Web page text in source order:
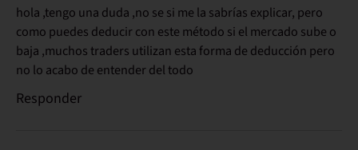
hola ,tengo una duda ,no se si me la sabrías explicar, pero
como puedes deducir con este método si el mercado sube o
baja ,muchos traders utilizan esta forma de deducción pero
no lo acabo de entender del todo
Responder